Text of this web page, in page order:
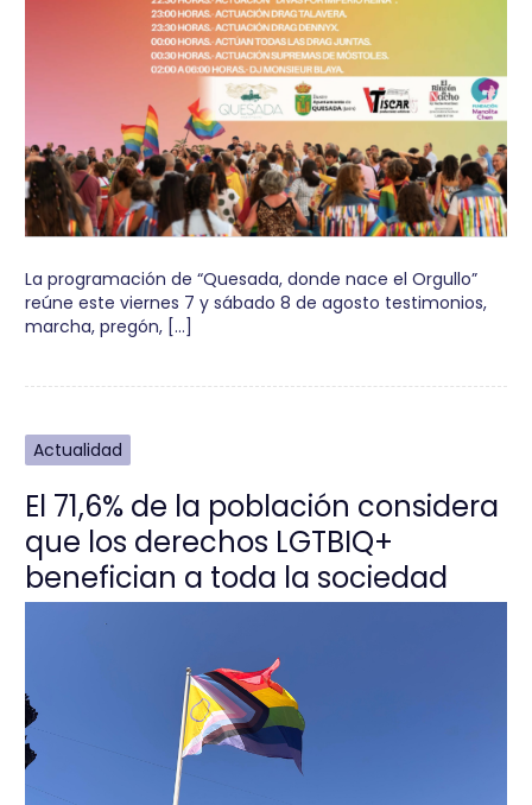
La programación de “Quesada, donde nace el Orgullo”
reúne este viernes 7 y sábado 8 de agosto testimonios,
marcha, pregón, […]
Actualidad
El 71,6% de la población considera
que los derechos LGTBIQ+
benefician a toda la sociedad